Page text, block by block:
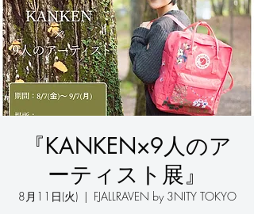
『KANKEN×9人のア
ーティスト展』
8月11日(火)
  |
FJALLRAVEN by 3NITY TOKYO